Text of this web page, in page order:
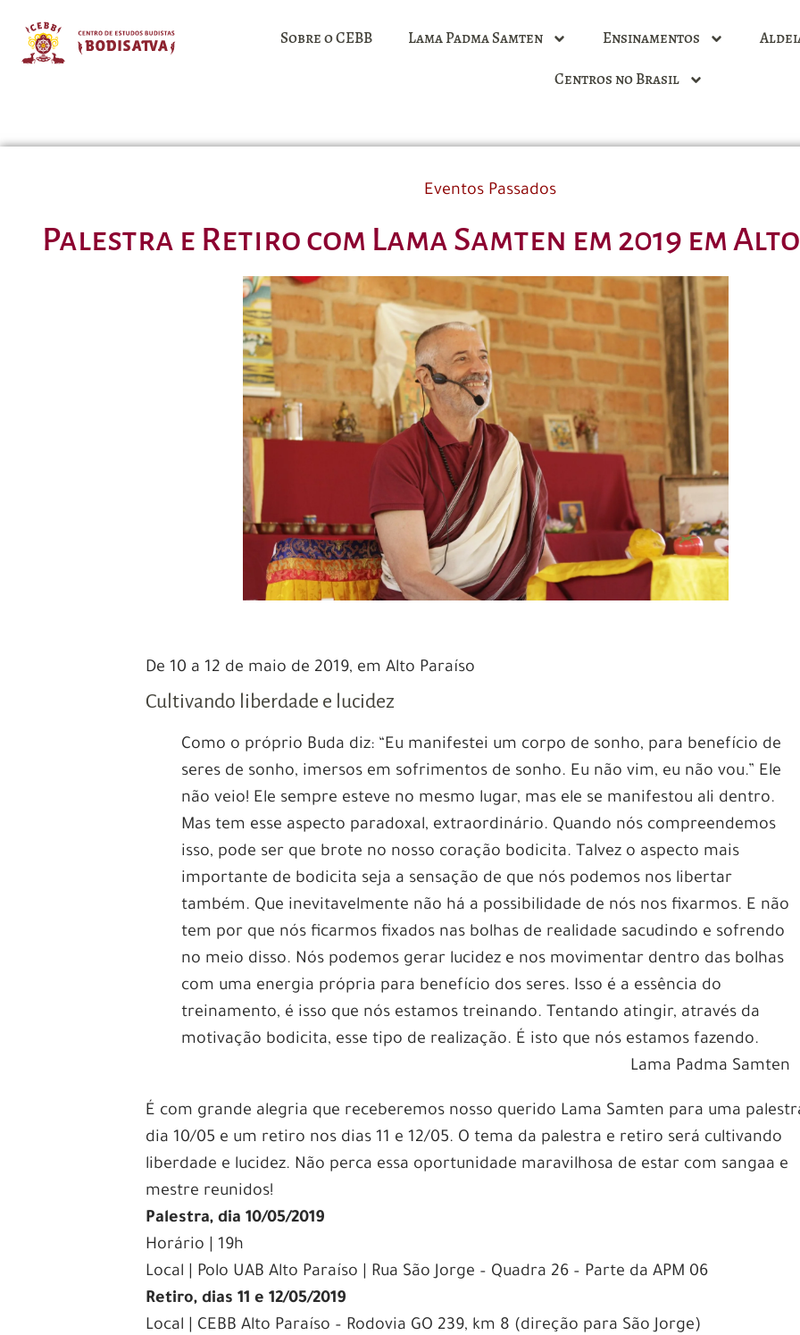
Sobre o CEBB Lama Padma Samten Ensinamentos
Centros no Brasil
Eventos Passados
Palestra e Retiro com Lama Samten em 2019 em
De 10 a 12 de maio de 2019, em Alto Paraíso
Cultivando liberdade e lucidez
Como o próprio Buda diz: “Eu manifestei um corpo de sonho, para benefício de
seres de sonho, imersos em sofrimentos de sonho. Eu não vim, eu não vou.” Ele
não veio! Ele sempre esteve no mesmo lugar, mas ele se manifestou ali dentro.
Mas tem esse aspecto paradoxal, extraordinário. Quando nós compreendemos
isso, pode ser que brote no nosso coração bodicita. Talvez o aspecto mais
importante de bodicita seja a sensação de que nós podemos nos libertar
também. Que inevitavelmente não há a possibilidade de nós nos fixarmos. E não
tem por que nós ficarmos fixados nas bolhas de realidade sacudindo e sofrendo
no meio disso. Nós podemos gerar lucidez e nos movimentar dentro das bolhas
com uma energia própria para benefício dos seres. Isso é a essência do
treinamento, é isso que nós estamos treinando. Tentando atingir, através da
motivação bodicita, esse tipo de realização. É isto que nós estamos fazendo.
Lama Padma Samten
É com grande alegria que receberemos nosso querido Lama Samten para uma
dia 10/05 e um retiro nos dias 11 e 12/05. O tema da palestra e retiro será cultivando
liberdade e lucidez. Não perca essa oportunidade maravilhosa de estar com sangaa e
mestre reunidos!
Palestra, dia 10/05/2019
Horário | 19h
Local | Polo UAB Alto Paraíso | Rua São Jorge – Quadra 26 – Parte da APM 06
Retiro, dias 11 e 12/05/2019
Local | CEBB Alto Paraíso – Rodovia GO 239, km 8 (direção para São Jorge)